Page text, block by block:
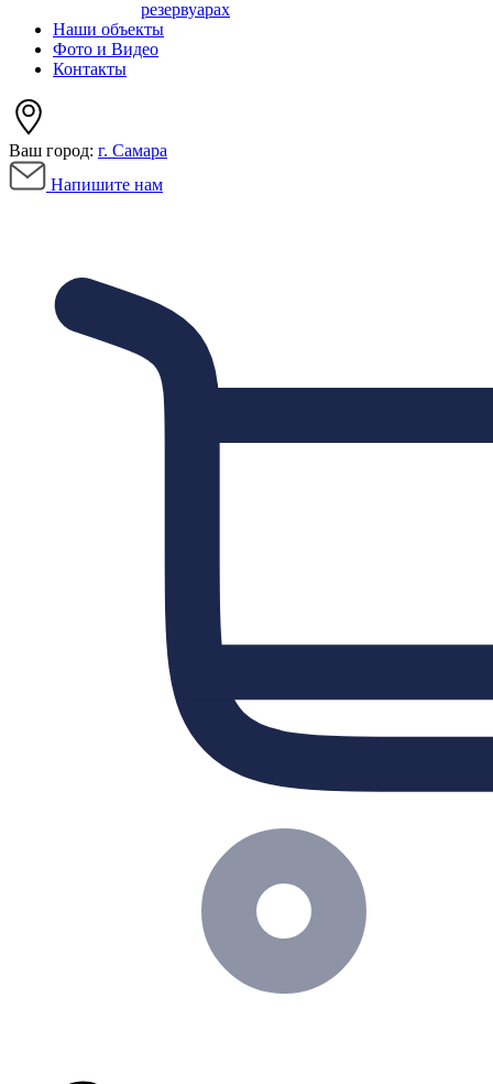
резервуарах
Наши объекты
Фото и Видео
Контакты
Ваш город: г. Самара
Напишите нам